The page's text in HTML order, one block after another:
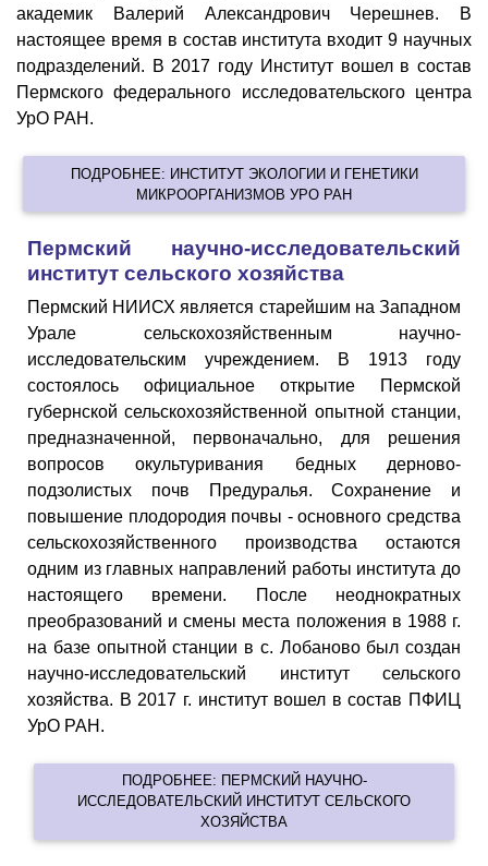
академик Валерий Александрович Черешнев. В
настоящее время в состав института входит 9 научных
подразделений. В 2017 году Институт вошел в состав
Пермского федерального исследовательского центра
УрО РАН.
ПОДРОБНЕЕ: ИНСТИТУТ ЭКОЛОГИИ И ГЕНЕТИКИ
МИКРООРГАНИЗМОВ УРО РАН
Пермский научно-исследовательский
институт сельского хозяйства
Пермский НИИСХ является старейшим на Западном
Урале сельскохозяйственным научно-
исследовательским учреждением. В 1913 году
состоялось официальное открытие Пермской
губернской сельскохозяйственной опытной станции,
предназначенной, первоначально, для решения
вопросов окультуривания бедных дерново-
подзолистых почв Предуралья. Сохранение и
повышение плодородия почвы - основного средства
сельскохозяйственного производства остаются
одним из главных направлений работы института до
настоящего времени. После неоднократных
преобразований и смены места положения в 1988 г.
на базе опытной станции в с. Лобаново был создан
научно-исследовательский институт сельского
хозяйства. В 2017 г. институт вошел в состав ПФИЦ
УрО РАН.
ПОДРОБНЕЕ: ПЕРМСКИЙ НАУЧНО-
ИССЛЕДОВАТЕЛЬСКИЙ ИНСТИТУТ СЕЛЬСКОГО
ХОЗЯЙСТВА